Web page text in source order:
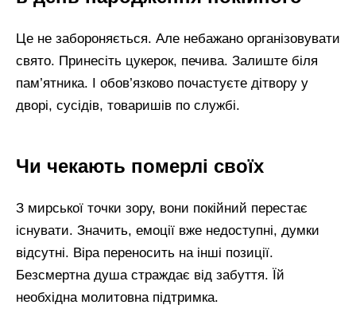
Це не забороняється. Але небажано організовувати
свято. Принесіть цукерок, печива. Залиште біля
пам’ятника. І обов’язково почастуєте дітвору у
дворі, сусідів, товаришів по службі.
Чи чекають померлі своїх
З мирської точки зору, вони покійний перестає
існувати. Значить, емоції вже недоступні, думки
відсутні. Віра переносить на інші позиції.
Безсмертна душа страждає від забуття. Їй
необхідна молитовна підтримка.